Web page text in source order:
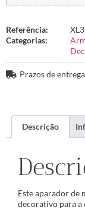
Referência:
Categorias:
Prazos de
Descrição
Este aparador de
decorativo para a